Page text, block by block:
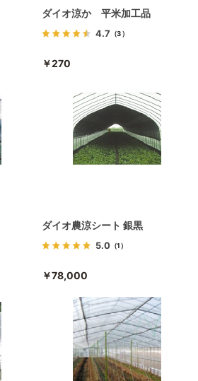
ダイオ涼か 平米加工品
4.7 （3）
￥270
ダイオ農涼シート 銀黒
5.0 （1）
￥78,000